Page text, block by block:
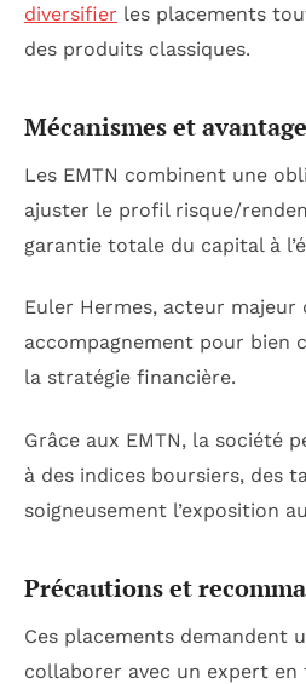
diversifier les placements
des produits classiques.
Mécanismes et
Les EMTN combinent une
ajuster le profil risque/
garantie totale du capital à
Euler Hermes, acteur majeur
accompagnement pour bien
la stratégie financière.
Grâce aux EMTN, la société
à des indices boursiers, des
soigneusement l’exposition
Précautions et
Ces placements demandent
collaborer avec un expert en